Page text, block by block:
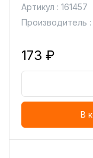
Артикул : 161457
Производитель
173 ₽
В